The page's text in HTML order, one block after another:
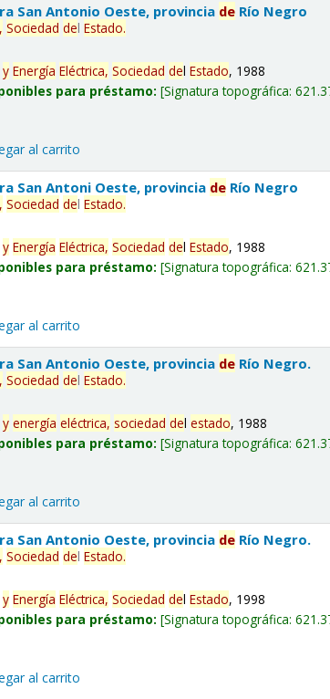
San Antonio Oeste, provincia de Río Negro
Sociedad delEstado.
y Energía Eléctrica, Sociedad delEstado, 1988
para préstamo: Signatura topográfica:
al carrito
San Antoni Oeste, provincia de Río Negro
Sociedad delEstado.
y Energía Eléctrica, Sociedad delEstado, 1988
para préstamo: Signatura topográfica:
al carrito
San Antonio Oeste, provincia de Río Negro.
Sociedad delEstado.
y energía eléctrica, sociedad delestado, 1988
para préstamo: Signatura topográfica:
al carrito
San Antonio Oeste, provincia de Río Negro.
Sociedad delEstado.
y Energía Eléctrica, Sociedad delEstado, 1998
para préstamo: Signatura topográfica:
al carrito